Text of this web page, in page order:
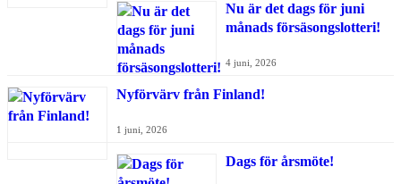
Nu är det dags för juni
månads försäsongslotteri!
4 juni, 2026
Nyförvärv från Finland!
1 juni, 2026
Dags för årsmöte!